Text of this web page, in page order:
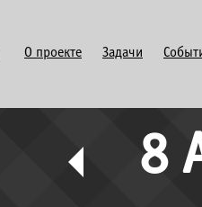
О проекте Задачи
8